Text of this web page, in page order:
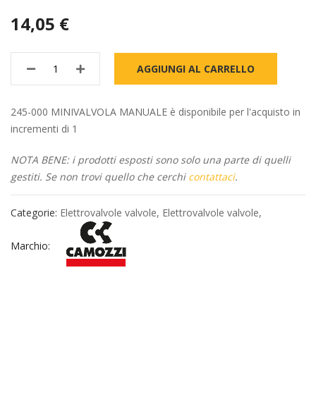
14,05 €
AGGIUNGI AL CARRELLO
245-000 MINIVALVOLA MANUALE è disponibile per l'acquisto in
incrementi di 1
NOTA BENE: i prodotti esposti sono solo una parte di quelli
gestiti. Se non trovi quello che cerchi contattaci.
Categorie: Elettrovalvole valvole, Elettrovalvole valvole,
Marchio: